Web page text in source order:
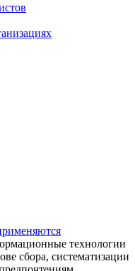
технологии
сбора, систематизации